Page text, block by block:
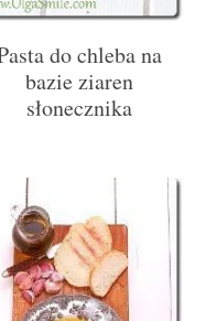
do chleba na
bazie ziaren
słonecznika